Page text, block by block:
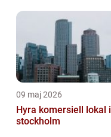
09 maj 2026
Hyra komersiell lokal i
stockholm